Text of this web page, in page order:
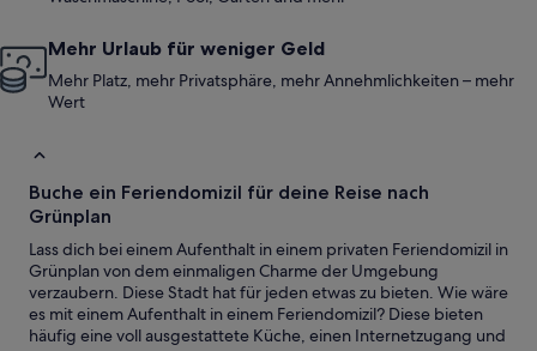
Mehr Urlaub für weniger Geld
Mehr Platz, mehr Privatsphäre, mehr Annehmlichkeiten – mehr
Wert
Buche ein Feriendomizil für deine Reise nach
Grünplan
Lass dich bei einem Aufenthalt in einem privaten Feriendomizil in
Grünplan von dem einmaligen Charme der Umgebung
verzaubern. Diese Stadt hat für jeden etwas zu bieten. Wie wäre
es mit einem Aufenthalt in einem Feriendomizil? Diese bieten
häufig eine voll ausgestattete Küche, einen Internetzugang und